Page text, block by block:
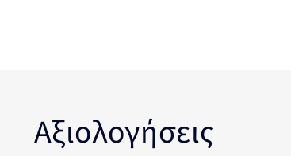
Αξιολογήσεις